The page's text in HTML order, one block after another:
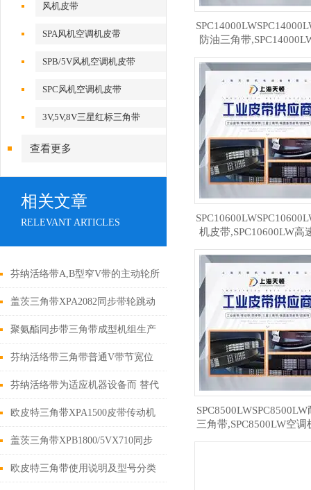
风机皮带
SPA风机空调机皮带
SPB/5V风机空调机皮带
SPC风机空调机皮带
3V,5V,8V三星红标三角带
查看更多
相关文章
RELEVANT ARTICLES
芬纳活络带A,B型窄V带的主动轮所
承受的拉力
盖茨三角带XPA2082同步带轮跳动
致使同步带失效的情况
聚氨酯同步带三角带成型机组生产
的线绳
芬纳活络带三角带普通V带节宽位
置的确定
芬纳活络带为适应机器设备而 替代
窄V带传动的途径
欧皮特三角带XPA1500皮带传动机
构概述
盖茨三角带XPB1800/5VX710同步
带传动的状态
欧皮特三角带使用说明及型号分类
防油三角带
机皮带,SPC10600LW高
三角带,SPC8500LW空调